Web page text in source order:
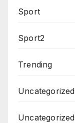
Sport
Sport2
Trending
Uncategorized
Uncategorized